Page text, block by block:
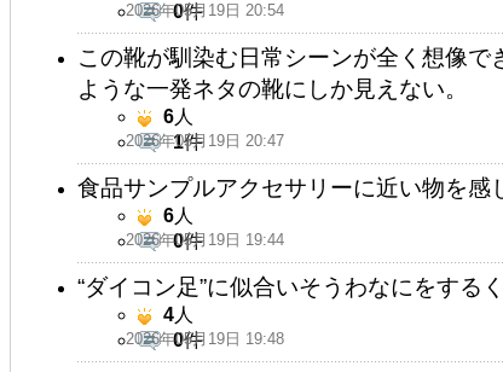
2026年05月19日 20:54
0件
この靴が馴染む日常シーンが全く想像
ような一発ネタの靴にしか見えない。
2026年05月19日 20:47
6人
1件
食品サンプルアクセサリーに近い物を感
2026年05月19日 19:44
6人
0件
“ダイコン足”に似合いそうわなにをする
2026年05月19日 19:48
4人
0件